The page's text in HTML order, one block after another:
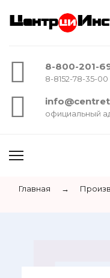
Центр
8-800-201-
8-8152-78-35-00
официальный
Главная →